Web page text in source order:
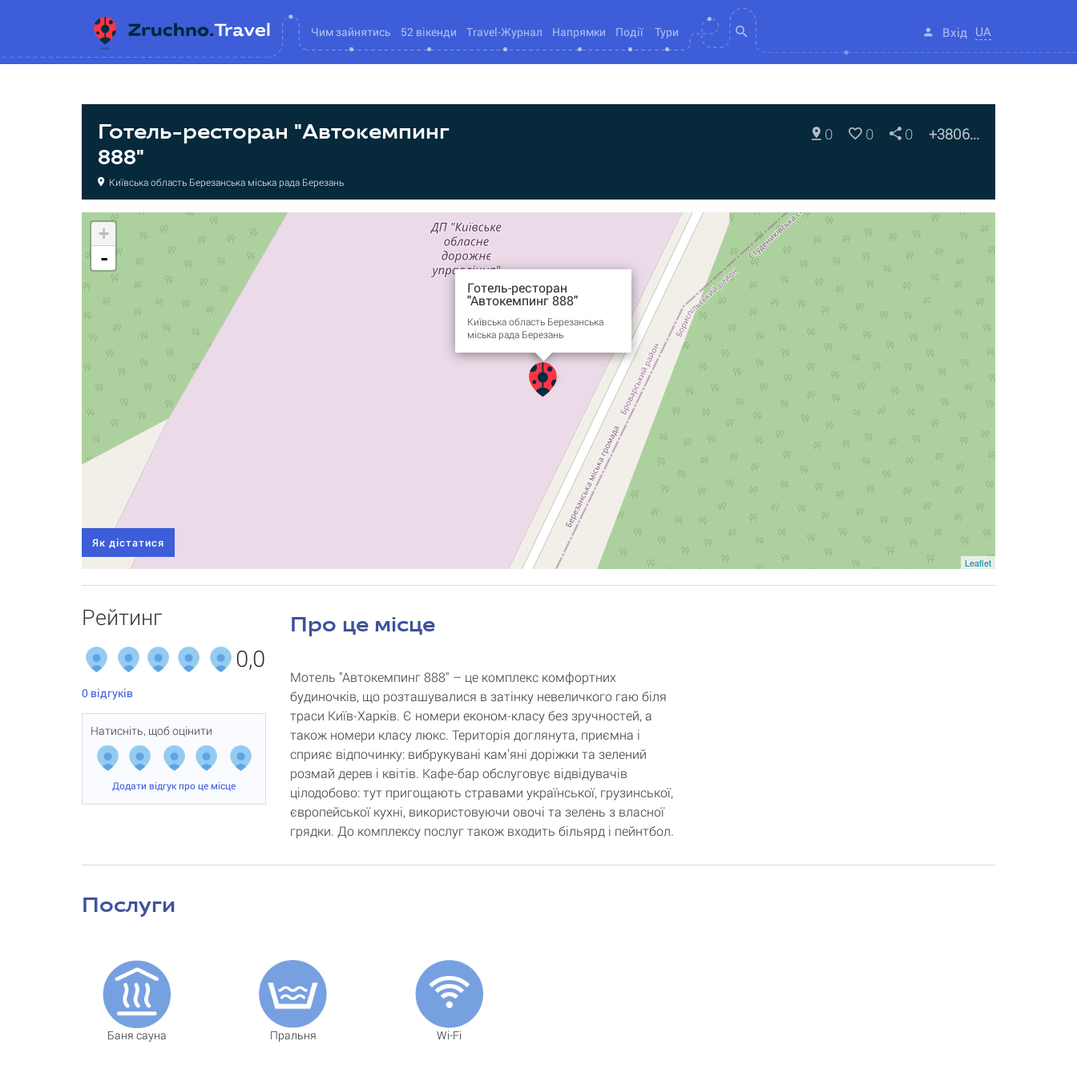
Чим зайнятись 52 вікенди Travel-Журнал Напрямки Події Тури Вхід UA
Готель-ресторан "Автокемпинг
888"
Київська область Березанська міська рада Березань
0 0 0 +3806...
Готель-ресторан
"Автокемпинг 888"
Київська область Березанська
міська рада Березань
+
-
Leaflet
Як дістатися
Рейтинг
0,0
0 відгуків
Натисніть, щоб оцінити
Додати відгук про це місце
Про це місце
Мотель "Автокемпинг 888" – це комплекс комфортних
будиночків, що розташувалися в затінку невеличкого гаю біля
траси Київ-Харків. Є номери економ-класу без зручностей, а
також номери класу люкс. Територія доглянута, приємна і
сприяє відпочинку: вибрукувані кам’яні доріжки та зелений
розмай дерев і квітів. Кафе-бар обслуговує відвідувачів
цілодобово: тут пригощають стравами української, грузинської,
європейської кухні, використовуючи овочі та зелень з власної
грядки. До комплексу послуг також входить більярд і пейнтбол.
Послуги
Баня сауна Пральня Wi-Fi